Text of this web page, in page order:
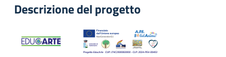
Descrizione del progetto